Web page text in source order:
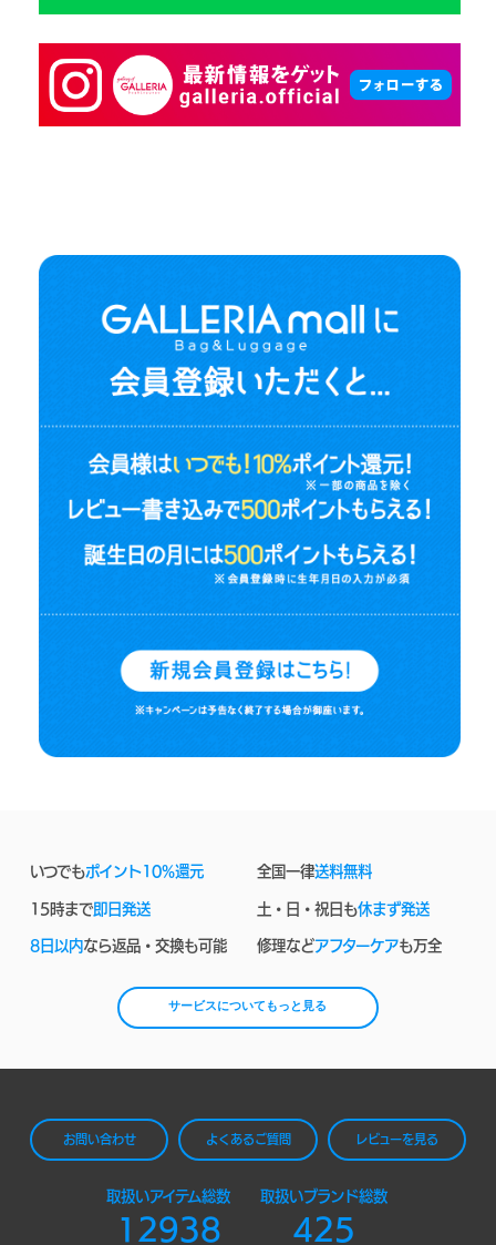
いつでもポイント10%還元 全国一律送料無料
15時まで即日発送 土・日・祝日も休まず発送
8日以内なら返品・交換も可能 修理などアフターケアも万全
サービスについてもっと見る
お問い合わせ よくあるご質問 レビューを見る
取扱いアイテム総数
12938
取扱いブランド総数
425